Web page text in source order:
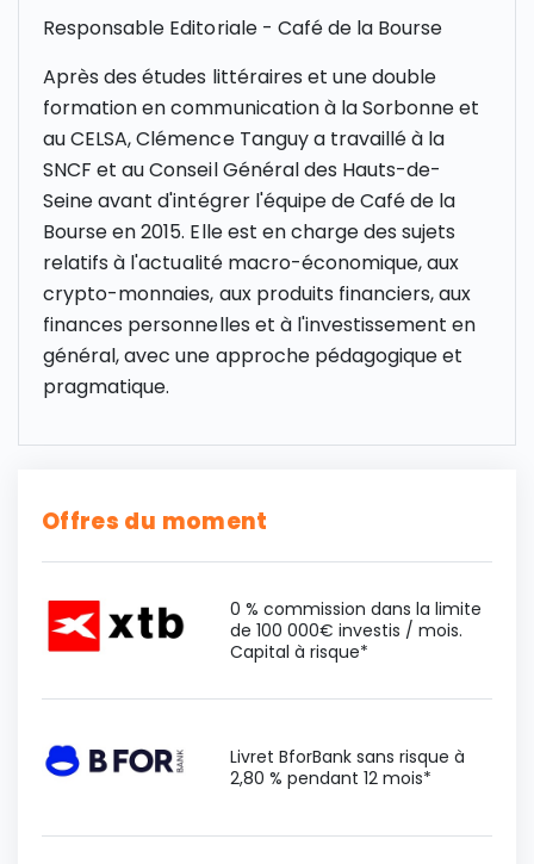
Responsable Editoriale - Café de la Bourse
Après des études littéraires et une double
formation en communication à la Sorbonne et
au CELSA, Clémence Tanguy a travaillé à la
SNCF et au Conseil Général des Hauts-de-
Seine avant d'intégrer l'équipe de Café de la
Bourse en 2015. Elle est en charge des sujets
relatifs à l'actualité macro-économique, aux
crypto-monnaies, aux produits financiers, aux
finances personnelles et à l'investissement en
général, avec une approche pédagogique et
pragmatique.
Offres du moment
0 % commission dans la limite
de 100 000€ investis / mois.
Capital à risque*
Livret BforBank sans risque à
2,80 % pendant 12 mois*